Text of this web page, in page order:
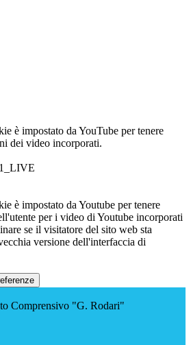
è impostato da YouTube per tenere
dei video incorporati.
è impostato da Youtube per tenere
per i video di Youtube incorporati
se il visitatore del sito web sta
versione dell'interfaccia di
Comprensivo "G. Rodari"